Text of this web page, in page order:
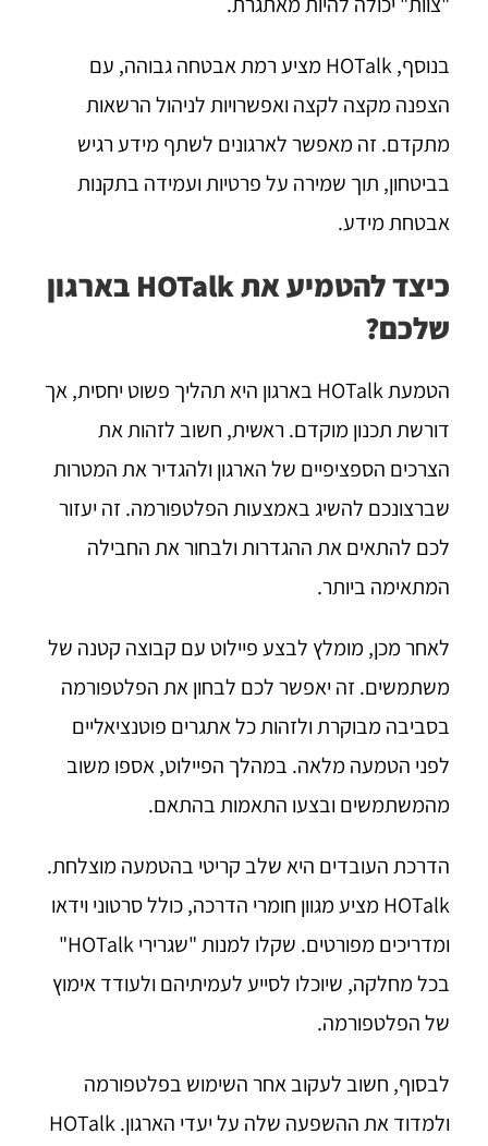
בנוסף, HOTalk מציע רמת אבטחה גבוהה, עם
הצפנה מקצה לקצה ואפשרויות לניהול הרשאות
מתקדם. זה מאפשר לארגונים לשתף מידע רגיש
בביטחון, תוך שמירה על פרטיות ועמידה בתקנות
אבטחת מידע.
כיצד להטמיע את HOTalk בארגון
שלכם?
הטמעת HOTalk בארגון היא תהליך פשוט יחסית, אך
דורשת תכנון מוקדם. ראשית, חשוב לזהות את
הצרכים הספציפיים של הארגון ולהגדיר את המטרות
שברצונכם להשיג באמצעות הפלטפורמה. זה יעזור
לכם להתאים את ההגדרות ולבחור את החבילה
המתאימה ביותר.
לאחר מכן, מומלץ לבצע פיילוט עם קבוצה קטנה של
משתמשים. זה יאפשר לכם לבחון את הפלטפורמה
בסביבה מבוקרת ולזהות כל אתגרים פוטנציאליים
לפני הטמעה מלאה. במהלך הפיילוט, אספו משוב
מהמשתמשים ובצעו התאמות בהתאם.
הדרכת העובדים היא שלב קריטי בהטמעה מוצלחת.
HOTalk מציע מגוון חומרי הדרכה, כולל סרטוני וידאו
ומדריכים מפורטים. שקלו למנות "שגרירי HOTalk"
בכל מחלקה, שיוכלו לסייע לעמיתיהם ולעודד אימוץ
של הפלטפורמה.
לבסוף, חשוב לעקוב אחר השימוש בפלטפורמה
ולמדוד את ההשפעה שלה על יעדי הארגון. HOTalk